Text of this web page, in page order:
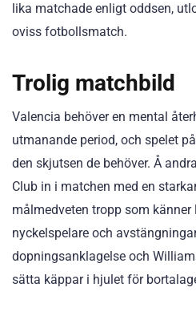
lika matchade enligt oddsen,
oviss fotbollsmatch.
Trolig matchbild
Valencia behöver en mental
utmanande period, och spelet
den skjutsen de behöver. Å
Club in i matchen med en
målmedveten tropp som känner
nyckelspelare och
dopningsanklagelse och
sätta käppar i hjulet för